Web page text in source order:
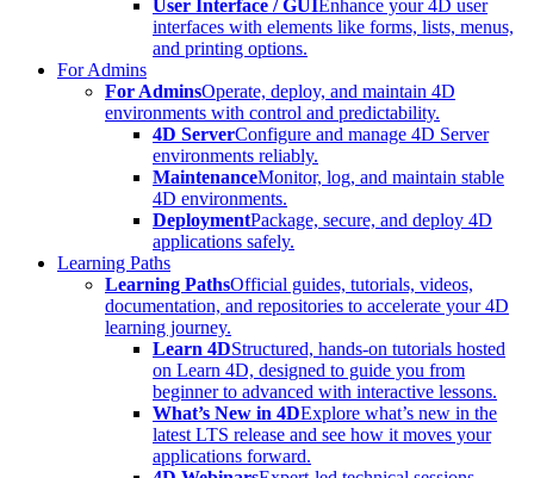
User Interface / GUIEnhance your 4D user
interfaces with elements like forms, lists, menus,
and printing options.
For Admins
For AdminsOperate, deploy, and maintain 4D
environments with control and predictability.
4D ServerConfigure and manage 4D Server
environments reliably.
MaintenanceMonitor, log, and maintain stable
4D environments.
DeploymentPackage, secure, and deploy 4D
applications safely.
Learning Paths
Learning PathsOfficial guides, tutorials, videos,
documentation, and repositories to accelerate your 4D
learning journey.
Learn 4DStructured, hands-on tutorials hosted
on Learn 4D, designed to guide you from
beginner to advanced with interactive lessons.
What’s New in 4DExplore what’s new in the
latest LTS release and see how it moves your
applications forward.